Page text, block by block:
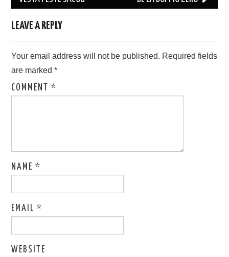
LEAVE A REPLY
Your email address will not be published. Required fields
are marked*
COMMENT*
NAME*
EMAIL*
WEBSITE